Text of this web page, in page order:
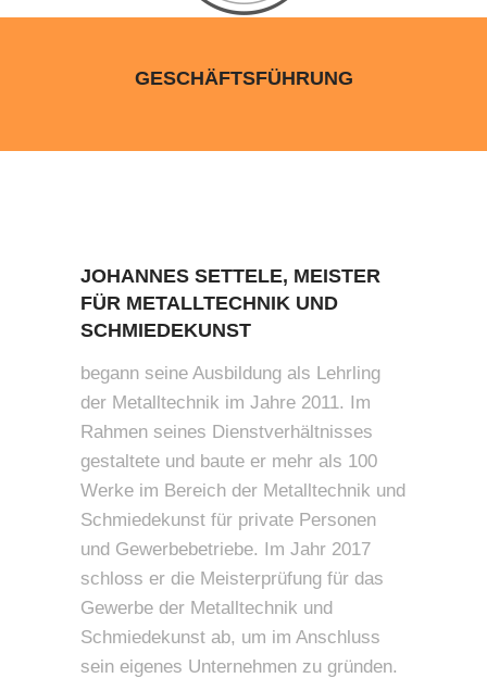
GESCHÄFTSFÜHRUNG
JOHANNES SETTELE, MEISTER
FÜR METALLTECHNIK UND
SCHMIEDEKUNST
begann seine Ausbildung als Lehrling
der Metalltechnik im Jahre 2011. Im
Rahmen seines Dienstverhältnisses
gestaltete und baute er mehr als 100
Werke im Bereich der Metalltechnik und
Schmiedekunst für private Personen
und Gewerbebetriebe. Im Jahr 2017
schloss er die Meisterprüfung für das
Gewerbe der Metalltechnik und
Schmiedekunst ab, um im Anschluss
sein eigenes Unternehmen zu gründen.